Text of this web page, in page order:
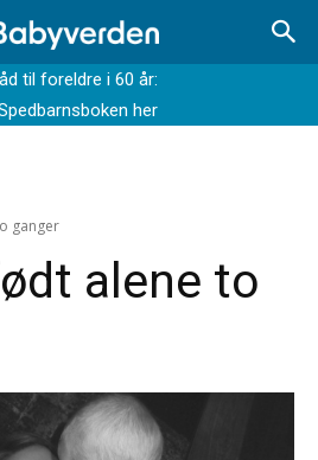
til foreldre i 60 år:
her
ganger
alene to